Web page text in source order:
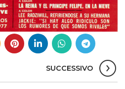
SUCCESSIVO